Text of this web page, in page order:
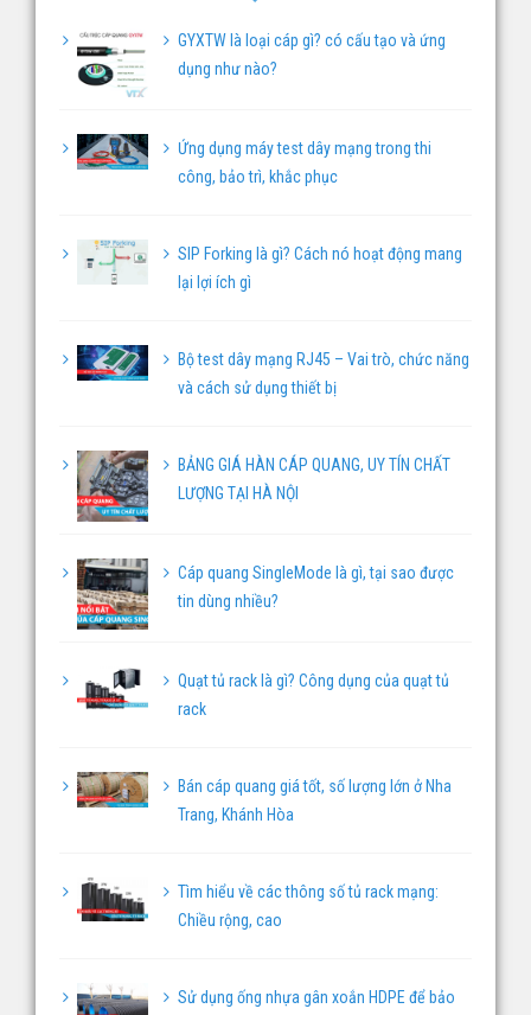
GYXTW là loại cáp gì? có cấu tạo và ứng
dụng như nào?
Ứng dụng máy test dây mạng trong thi
công, bảo trì, khắc phục
SIP Forking là gì? Cách nó hoạt động mang
lại lợi ích gì
Bộ test dây mạng RJ45 – Vai trò, chức năng
và cách sử dụng thiết bị
BẢNG GIÁ HÀN CÁP QUANG, UY TÍN CHẤT
LƯỢNG TẠI HÀ NỘI
Cáp quang SingleMode là gì, tại sao được
tin dùng nhiều?
Quạt tủ rack là gì? Công dụng của quạt tủ
rack
Bán cáp quang giá tốt, số lượng lớn ở Nha
Trang, Khánh Hòa
Tìm hiểu về các thông số tủ rack mạng:
Chiều rộng, cao
Sử dụng ống nhựa gân xoắn HDPE để bảo